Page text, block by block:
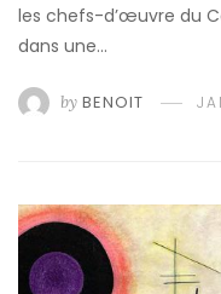
les chefs-d’œuvre du
dans une…
by BENOIT